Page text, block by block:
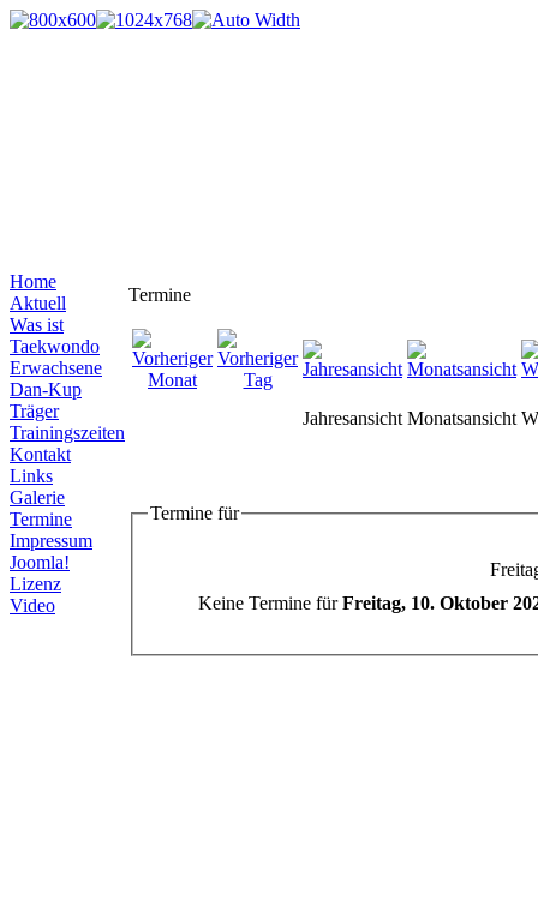
Home
Aktuell
Was ist
Taekwondo
Erwachsene
Dan-Kup
Träger
Trainingszeiten
Kontakt
Links
Galerie
Termine
Impressum
Joomla!
Lizenz
Video
Termine
Jahresansicht Monatsansicht
Termine für
Keine Termine fürFreitag, 10. Oktober